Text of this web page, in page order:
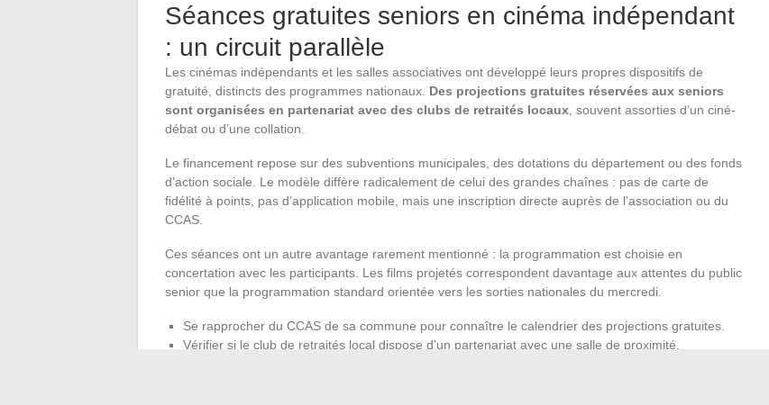
Séances gratuites seniors en cinéma indépendant
: un circuit parallèle
Les cinémas indépendants et les salles associatives ont développé leurs propres dispositifs de
gratuité, distincts des programmes nationaux. Des projections gratuites réservées aux seniors
sont organisées en partenariat avec des clubs de retraités locaux , souvent assorties d’un ciné-
débat ou d’une collation.
Le financement repose sur des subventions municipales, des dotations du département ou des fonds
d’action sociale. Le modèle diffère radicalement de celui des grandes chaînes : pas de carte de
fidélité à points, pas d’application mobile, mais une inscription directe auprès de l’association ou du
CCAS.
Ces séances ont un autre avantage rarement mentionné : la programmation est choisie en
concertation avec les participants. Les films projetés correspondent davantage aux attentes du public
senior que la programmation standard orientée vers les sorties nationales du mercredi.
Se rapprocher du CCAS de sa commune pour connaître le calendrier des projections gratuites.
Vérifier si le club de retraités local dispose d’un partenariat avec une salle de proximité.